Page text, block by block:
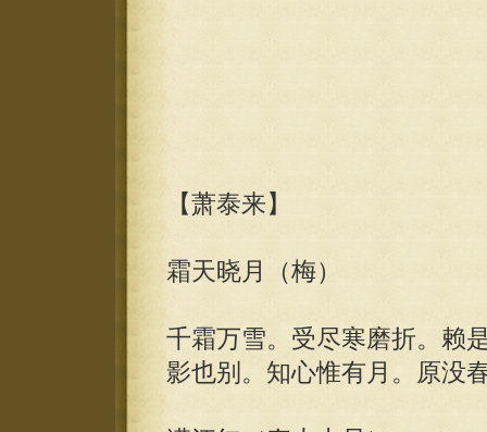
【萧泰来】
霜天晓月（梅）
千霜万雪。受尽寒磨折。赖
影也别。知心惟有月。原没